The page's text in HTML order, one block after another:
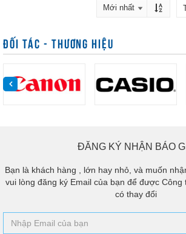
ĐỐI TÁC - THƯƠNG HIỆU
ĐĂNG KÝ NHẬN BÁO
Bạn là khách hàng , lớn hay nhỏ, và muốn
vui lòng đăng ký Email của bạn để được Công
có thay đổi